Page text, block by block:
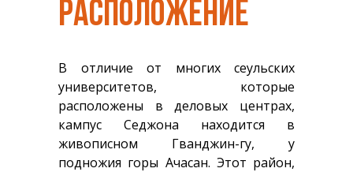
РАСПОЛОЖЕНИЕ
В отличие от многих сеульских
университетов, которые
расположены в деловых центрах,
кампус Седжона находится в
живописном Гванджин-гу, у
подножия горы Ачасан. Этот район,